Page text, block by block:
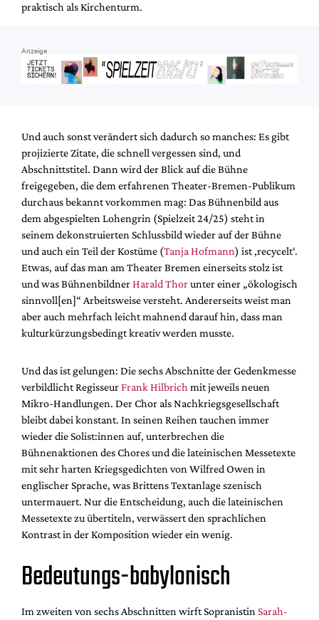
praktisch als Kirchenturm.
Anzeige
Und auch sonst verändert sich dadurch so manches: Es gibt
projizierte Zitate, die schnell vergessen sind, und
Abschnittstitel. Dann wird der Blick auf die Bühne
freigegeben, die dem erfahrenen Theater-Bremen-Publikum
durchaus bekannt vorkommen mag: Das Bühnenbild aus
dem abgespielten Lohengrin (Spielzeit 24/25) steht in
seinem dekonstruierten Schlussbild wieder auf der Bühne
und auch ein Teil der Kostüme (Tanja Hofmann) ist ‚recycelt‘.
Etwas, auf das man am Theater Bremen einerseits stolz ist
und was BühnenbildnerHarald Thorunter einer „ökologisch
sinnvoll[en]“ Arbeitsweise versteht. Andererseits weist man
aber auch mehrfach leicht mahnend darauf hin, dass man
kulturkürzungsbedingt kreativ werden musste.
Und das ist gelungen: Die sechs Abschnitte der Gedenkmesse
verbildlicht RegisseurFrank Hilbrich mit jeweils neuen
Mikro-Handlungen. Der Chor als Nachkriegsgesellschaft
bleibt dabei konstant. In seinen Reihen tauchen immer
wieder die Solist:innen auf, unterbrechen die
Bühnenaktionen des Chores und die lateinischen Messetexte
mit sehr harten Kriegsgedichten von Wilfred Owen in
englischer Sprache, was Brittens Textanlage szenisch
untermauert. Nur die Entscheidung, auch die lateinischen
Messetexte zu übertiteln, verwässert den sprachlichen
Kontrast in der Komposition wieder ein wenig.
Bedeutungs-babylonisch
Im zweiten von sechs Abschnitten wirft Sopranistin Sarah-